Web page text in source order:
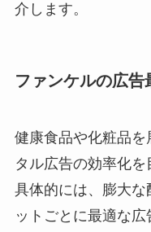
介します。
ファンケルの広告
健康食品や化粧品
タル広告の効率化を
具体的には、膨大
ットごとに最適な